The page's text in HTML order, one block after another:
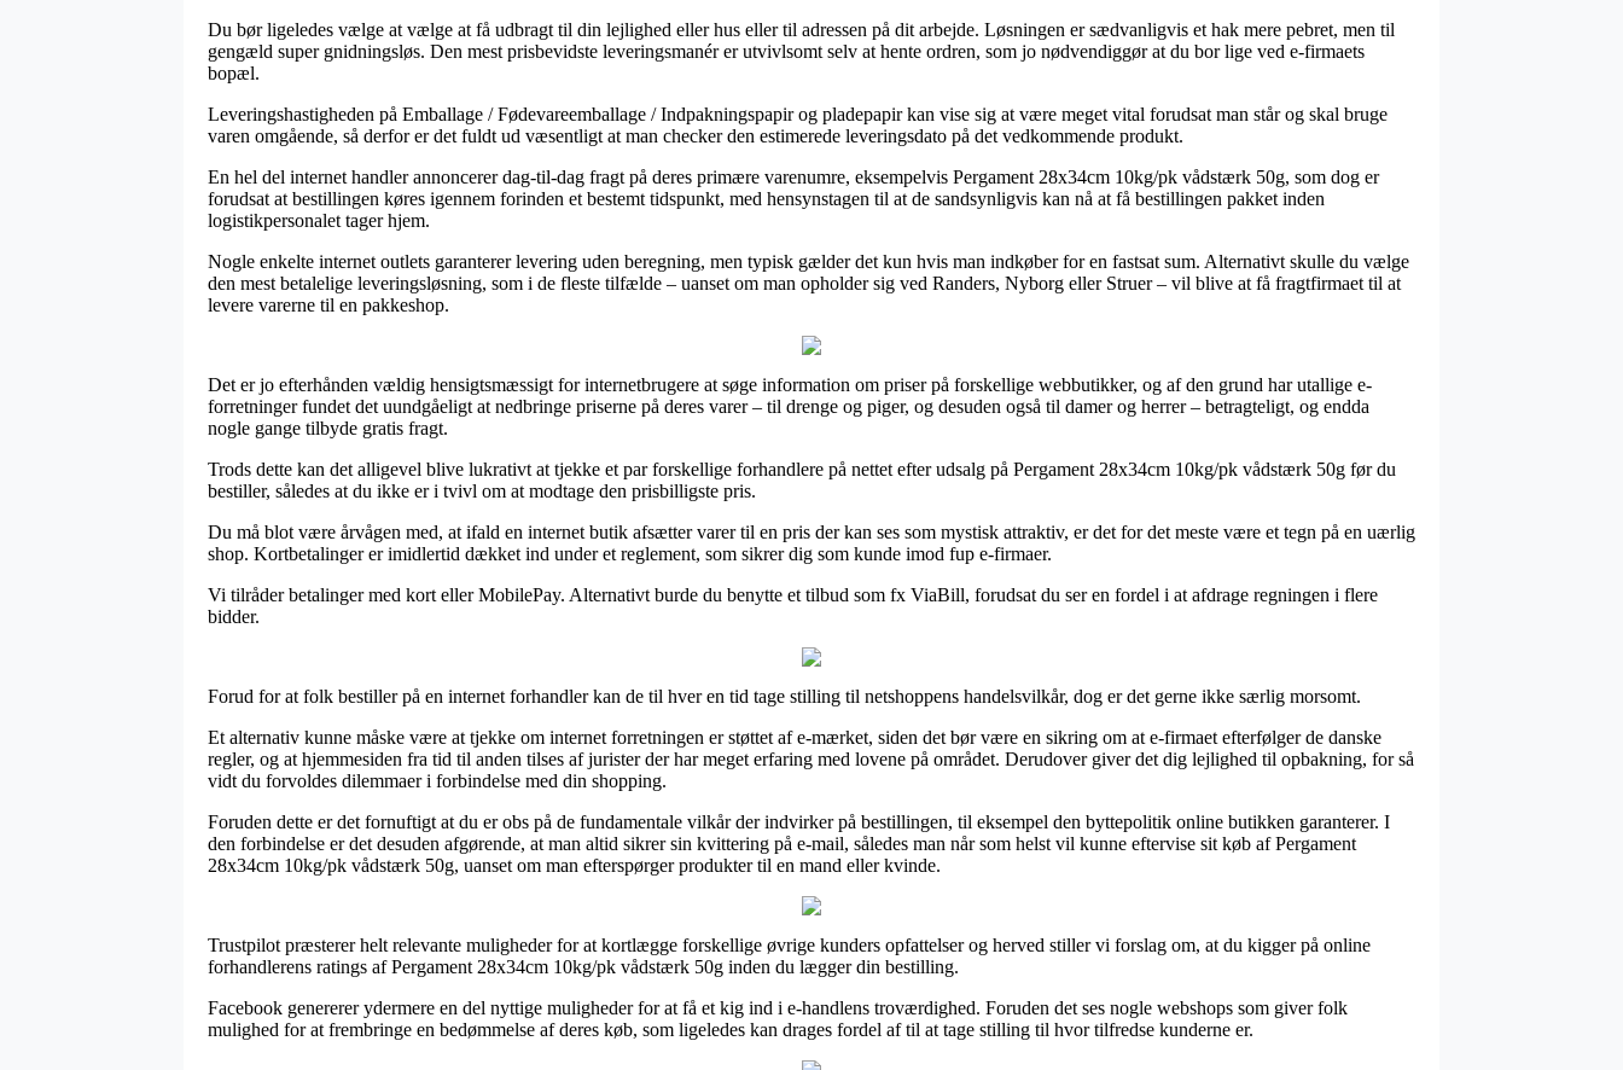
Du bør ligeledes vælge at vælge at få udbragt til din lejlighed eller hus eller til adressen på dit arbejde. Løsningen er sædvanligvis et hak mere pebret, men til
gengæld super gnidningsløs. Den mest prisbevidste leveringsmanér er utvivlsomt selv at hente ordren, som jo nødvendiggør at du bor lige ved e-firmaets
bopæl.
Leveringshastigheden på Emballage / Fødevareemballage / Indpakningspapir og pladepapir kan vise sig at være meget vital forudsat man står og skal bruge
varen omgående, så derfor er det fuldt ud væsentligt at man checker den estimerede leveringsdato på det vedkommende produkt.
En hel del internet handler annoncerer dag-til-dag fragt på deres primære varenumre, eksempelvis Pergament 28x34cm 10kg/pk vådstærk 50g, som dog er
forudsat at bestillingen køres igennem forinden et bestemt tidspunkt, med hensynstagen til at de sandsynligvis kan nå at få bestillingen pakket inden
logistikpersonalet tager hjem.
Nogle enkelte internet outlets garanterer levering uden beregning, men typisk gælder det kun hvis man indkøber for en fastsat sum. Alternativt skulle du vælge
den mest betalelige leveringsløsning, som i de fleste tilfælde – uanset om man opholder sig ved Randers, Nyborg eller Struer – vil blive at få fragtfirmaet til at
levere varerne til en pakkeshop.
Det er jo efterhånden vældig hensigtsmæssigt for internetbrugere at søge information om priser på forskellige webbutikker, og af den grund har utallige e-
forretninger fundet det uundgåeligt at nedbringe priserne på deres varer – til drenge og piger, og desuden også til damer og herrer – betragteligt, og endda
nogle gange tilbyde gratis fragt.
Trods dette kan det alligevel blive lukrativt at tjekke et par forskellige forhandlere på nettet efter udsalg på Pergament 28x34cm 10kg/pk vådstærk 50g før du
bestiller, således at du ikke er i tvivl om at modtage den prisbilligste pris.
Du må blot være årvågen med, at ifald en internet butik afsætter varer til en pris der kan ses som mystisk attraktiv, er det for det meste være et tegn på en uærlig
shop. Kortbetalinger er imidlertid dækket ind under et reglement, som sikrer dig som kunde imod fup e-firmaer.
Vi tilråder betalinger med kort eller MobilePay. Alternativt burde du benytte et tilbud som fx ViaBill, forudsat du ser en fordel i at afdrage regningen i flere
bidder.
Forud for at folk bestiller på en internet forhandler kan de til hver en tid tage stilling til netshoppens handelsvilkår, dog er det gerne ikke særlig morsomt.
Et alternativ kunne måske være at tjekke om internet forretningen er støttet af e-mærket, siden det bør være en sikring om at e-firmaet efterfølger de danske
regler, og at hjemmesiden fra tid til anden tilses af jurister der har meget erfaring med lovene på området. Derudover giver det dig lejlighed til opbakning, for så
vidt du forvoldes dilemmaer i forbindelse med din shopping.
Foruden dette er det fornuftigt at du er obs på de fundamentale vilkår der indvirker på bestillingen, til eksempel den byttepolitik online butikken garanterer. I
den forbindelse er det desuden afgørende, at man altid sikrer sin kvittering på e-mail, således man når som helst vil kunne eftervise sit køb af Pergament
28x34cm 10kg/pk vådstærk 50g, uanset om man efterspørger produkter til en mand eller kvinde.
Trustpilot præsterer helt relevante muligheder for at kortlægge forskellige øvrige kunders opfattelser og herved stiller vi forslag om, at du kigger på online
forhandlerens ratings af Pergament 28x34cm 10kg/pk vådstærk 50g inden du lægger din bestilling.
Facebook genererer ydermere en del nyttige muligheder for at få et kig ind i e-handlens troværdighed. Foruden det ses nogle webshops som giver folk
mulighed for at frembringe en bedømmelse af deres køb, som ligeledes kan drages fordel af til at tage stilling til hvor tilfredse kunderne er.